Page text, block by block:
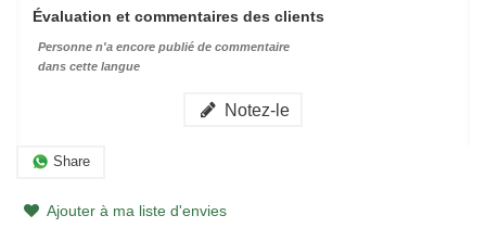
Évaluation et commentaires des clients
Personne n'a encore publié de commentaire
dans cette langue
Notez-le
Share
Ajouter à ma liste d'envies